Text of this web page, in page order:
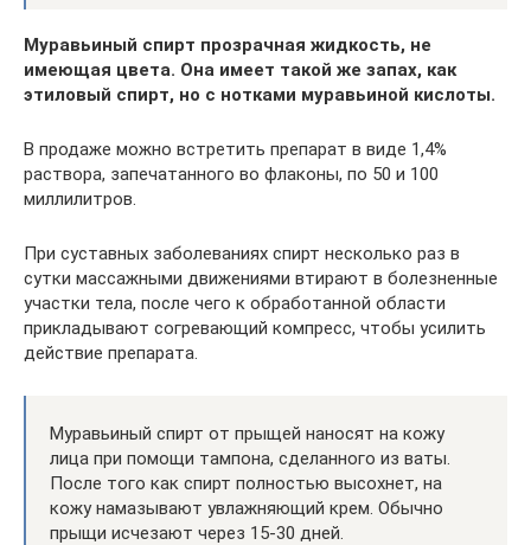
Муравьиный спирт прозрачная жидкость, не
имеющая цвета. Она имеет такой же запах, как
этиловый спирт, но с нотками муравьиной кислоты.
В продаже можно встретить препарат в виде 1,4%
раствора, запечатанного во флаконы, по 50 и 100
миллилитров.
При суставных заболеваниях спирт несколько раз в
сутки массажными движениями втирают в болезненные
участки тела, после чего к обработанной области
прикладывают согревающий компресс, чтобы усилить
действие препарата.
Муравьиный спирт от прыщей наносят на кожу
лица при помощи тампона, сделанного из ваты.
После того как спирт полностью высохнет, на
кожу намазывают увлажняющий крем. Обычно
прыщи исчезают через 15-30 дней.